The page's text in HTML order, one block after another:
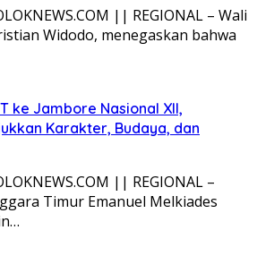
|| REGIONAL – Wali
Widodo, menegaskan bahwa
ke Jambore Nasional XII,
Karakter, Budaya, dan
|| REGIONAL –
Timur Emanuel Melkiades